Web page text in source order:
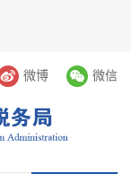
微博 微信